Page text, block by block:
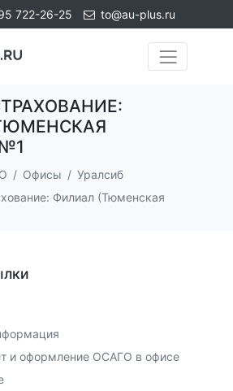
722-26-25 to@au-plus.ru
Офисы
Уралсиб
Филиал (Тюменская
и оформление ОСАГО в офисе